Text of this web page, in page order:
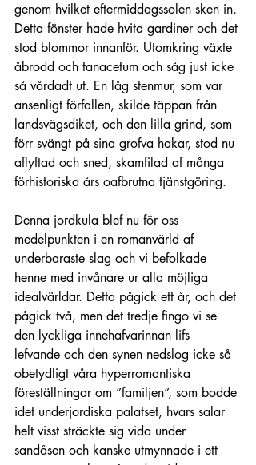
genom hvilket eftermiddagssolen sken in.
Detta fönster hade hvita gardiner och det
stod blommor innanför. Utomkring växte
åbrodd och tanacetum och såg just icke
så vårdadt ut. En låg stenmur, som var
ansenligt förfallen, skilde täppan från
landsvägsdiket, och den lilla grind, som
förr svängt på sina grofva hakar, stod nu
aflyftad och sned, skamfilad af många
förhistoriska års oafbrutna tjänstgöring.
Denna jordkula blef nu för oss
medelpunkten i en romanvärld af
underbaraste slag och vi befolkade
henne med invånare ur alla möjliga
idealvärldar. Detta pågick ett år, och det
pågick två, men det tredje fingo vi se
den lyckliga innehafvarinnan lifs
lefvande och den synen nedslog icke så
obetydligt våra hyperromantiska
föreställningar om ”familjen”, som bodde
idet underjordiska palatset, hvars salar
helt visst sträckte sig vida under
sandåsen och kanske utmynnade i ett